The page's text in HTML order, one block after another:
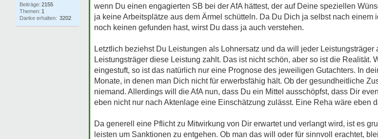
Beiträge: 2155
Themen: 1
Danke erhalten: 3202
wenn Du einen engagierten SB bei der AfA hättest, der auf Deine speziellen
ja keine Arbeitsplätze aus dem Ärmel schütteln. Da Du Dich ja selbst nach einem
noch keinen gefunden hast, wirst Du dass ja auch verstehen.
Letztlich beziehst Du Leistungen als Lohnersatz und da will jeder Leistungsträger
Leistungsträger diese Leistung zahlt. Das ist nicht schön, aber so ist die Realität.
eingestuft, so ist das natürlich nur eine Prognose des jeweiligen Gutachters. In
Monate, in denen man Dich nicht für erwerbsfähig hält. Ob der gesundheitliche
niemand. Allerdings will die AfA nun, dass Du ein Mittel ausschöpfst, dass Dir
eben nicht nur nach Aktenlage eine Einschätzung zulässt. Eine Reha wäre eben
Da generell eine Pflicht zu Mitwirkung von Dir erwartet und verlangt wird, ist es
leisten um Sanktionen zu entgehen. Ob man das will oder für sinnvoll erachtet,